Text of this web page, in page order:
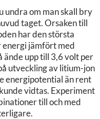
undra om man skall bry
taget. Orsaken till
har den största
jämfört med
ände upp till 3,6 volt per
utveckling av litium-jon
energipotential än rent
vidtas. Experiment
till och med